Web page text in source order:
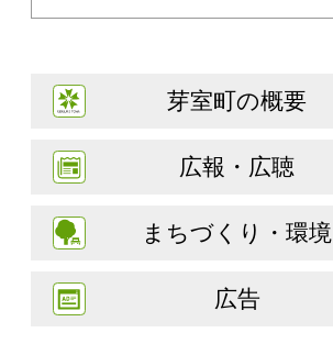
芽室町の概要
広報・広聴
まちづくり・環境
広告